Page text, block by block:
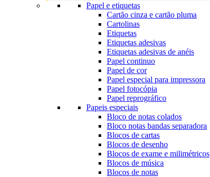
Papel e etiquetas
Cartão cinza e cartão pluma
Cartolinas
Etiquetas
Etiquetas adesivas
Etiquetas adesivas de anéis
Papel continuo
Papel de cor
Papel especial para impressora
Papel fotocópia
Papel reprográfico
Papeis especiais
Bloco de notas colados
Bloco notas bandas separadora
Blocos de cartas
Blocos de desenho
Blocos de exame e milimétricos
Blocos de música
Blocos de notas